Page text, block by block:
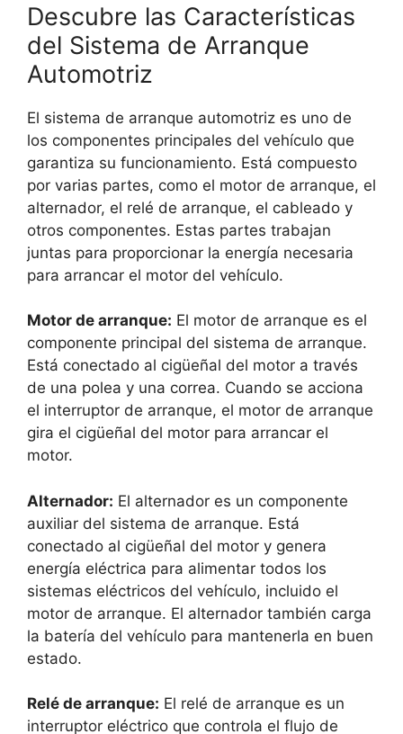
Descubre las Características
del Sistema de Arranque
Automotriz
El sistema de arranque automotriz es uno de
los componentes principales del vehículo que
garantiza su funcionamiento. Está compuesto
por varias partes, como el motor de arranque, el
alternador, el relé de arranque, el cableado y
otros componentes. Estas partes trabajan
juntas para proporcionar la energía necesaria
para arrancar el motor del vehículo.
Motor de arranque: El motor de arranque es el
componente principal del sistema de arranque.
Está conectado al cigüeñal del motor a través
de una polea y una correa. Cuando se acciona
el interruptor de arranque, el motor de arranque
gira el cigüeñal del motor para arrancar el
motor.
Alternador: El alternador es un componente
auxiliar del sistema de arranque. Está
conectado al cigüeñal del motor y genera
energía eléctrica para alimentar todos los
sistemas eléctricos del vehículo, incluido el
motor de arranque. El alternador también carga
la batería del vehículo para mantenerla en buen
estado.
Relé de arranque: El relé de arranque es un
interruptor eléctrico que controla el flujo de